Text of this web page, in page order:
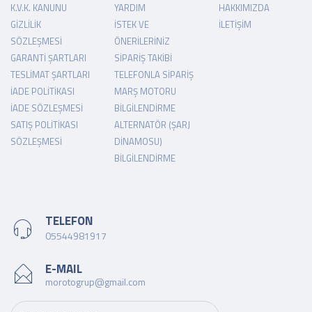
K.V.K. KANUNU
GIZLILIK
SÖZLEŞMESI
GARANTI ŞARTLARI
TESLIMAT ŞARTLARI
İADE POLITIKASI
İADE SÖZLEŞMESI
SATIŞ POLITIKASI
SÖZLEŞMESI
YARDIM
İSTEK VE
ÖNERILERINIZ
SIPARIŞ TAKIBI
TELEFONLA SIPARIŞ
MARŞ MOTORU
BILGILENDIRME
ALTERNATÖR (ŞARJ
DINAMOSU)
BILGILENDIRME
HAKKIMIZDA
İLETIŞIM
TELEFON
05544981917
E-MAIL
morotogrup@gmail.com